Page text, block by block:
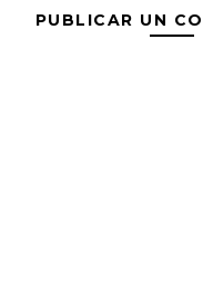
PUBLICAR UN